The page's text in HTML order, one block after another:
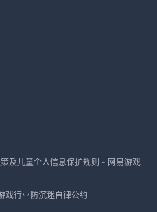
及儿童个人信息保护规则 - 网易游戏
戏行业防沉迷自律公约